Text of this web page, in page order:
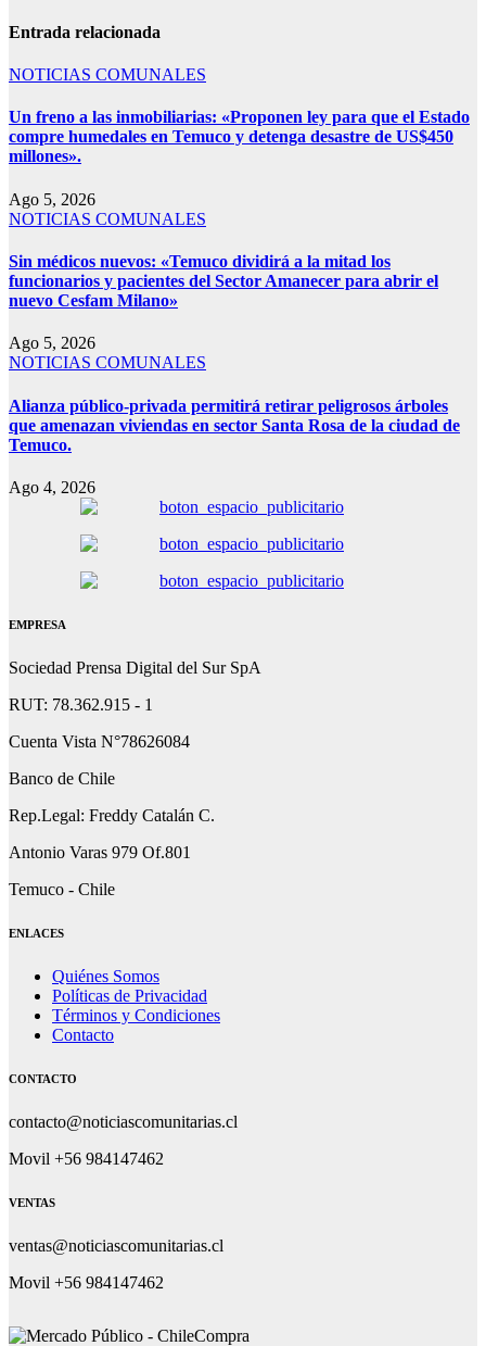
Entrada relacionada
NOTICIAS COMUNALES
Un freno a las inmobiliarias: «Proponen ley para que el Estado
compre humedales en Temuco y detenga desastre de US$450
millones».
Ago 5, 2026
NOTICIAS COMUNALES
Sin médicos nuevos: «Temuco dividirá a la mitad los
funcionarios y pacientes del Sector Amanecer para abrir el
nuevo Cesfam Milano»
Ago 5, 2026
NOTICIAS COMUNALES
Alianza público-privada permitirá retirar peligrosos árboles
que amenazan viviendas en sector Santa Rosa de la ciudad de
Temuco.
Ago 4, 2026
EMPRESA
Sociedad Prensa Digital del Sur SpA
RUT: 78.362.915 - 1
Cuenta Vista N°78626084
Banco de Chile
Rep.Legal: Freddy Catalán C.
Antonio Varas 979 Of.801
Temuco - Chile
ENLACES
Quiénes Somos
Políticas de Privacidad
Términos y Condiciones
Contacto
CONTACTO
contacto@noticiascomunitarias.cl
Movil +56 984147462
VENTAS
ventas@noticiascomunitarias.cl
Movil +56 984147462